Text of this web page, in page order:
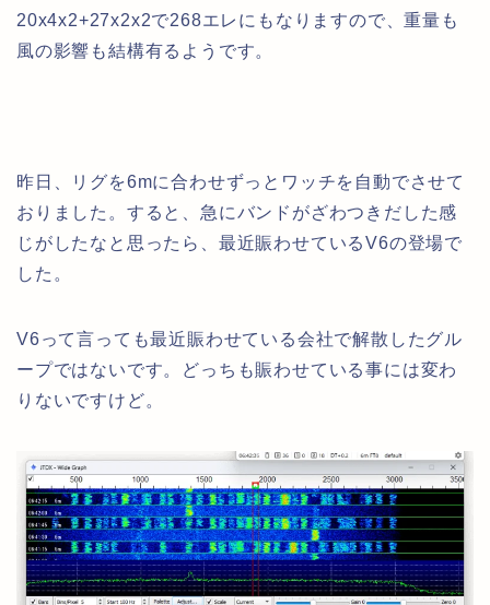
20x4x2+27x2x2で268エレにもなりますので、重量も
風の影響も結構有るようです。
昨日、リグを6mに合わせずっとワッチを自動でさせて
おりました。すると、急にバンドがざわつきだした感
じがしたなと思ったら、最近賑わせているV6の登場で
した。
V6って言っても最近賑わせている会社で解散したグル
ープではないです。どっちも賑わせている事には変わ
りないですけど。